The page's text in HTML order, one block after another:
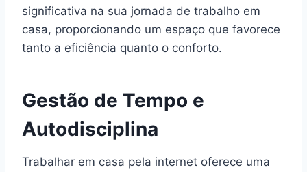
significativa na sua jornada de trabalho em
casa, proporcionando um espaço que favorece
tanto a eficiência quanto o conforto.
Gestão de Tempo e
Autodisciplina
Trabalhar em casa pela internet oferece uma